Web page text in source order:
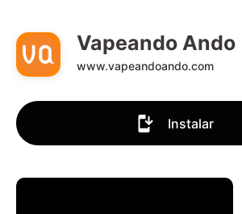
Vapeando Ando
www.vapeandoando.com
Instalar